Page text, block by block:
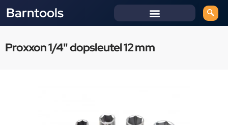
Barntools
Proxxon 1/4" dopsleutel 12 mm